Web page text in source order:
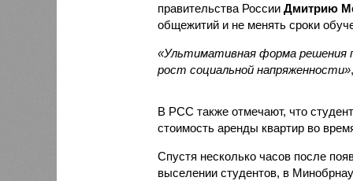
правительства России Дмитрию
общежитий и не менять сроки
«Ультимативная форма решения
рост социальной напряженности»
В РСС также отмечают, что
стоимость аренды квартир во
Спустя несколько часов после
выселении студентов, в